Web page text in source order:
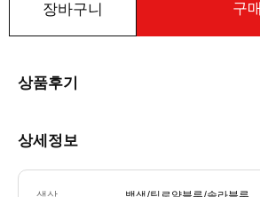
장바구니 구
상품후기
상세정보